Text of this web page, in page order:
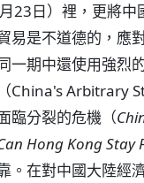
23日）裡，更將
易是不道德的，應
一期中還使用強烈
China's Arbitrary
臨分裂的危機（
Hong Kong Stay
。在對中國大陸經